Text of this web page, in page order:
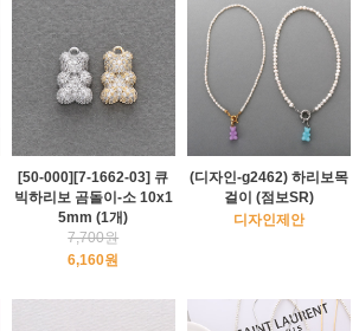
[50-000][7-1662-03] 큐
빅하리보 곰돌이-소 10x1
5mm (1개)
7,700원
6,160원
(디자인-g2462) 하리보목
걸이 (점보SR)
디자인제안